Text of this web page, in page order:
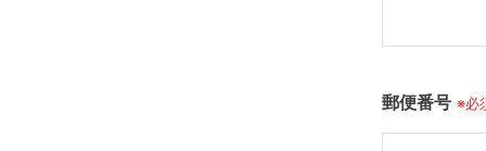
郵便番号 ※必